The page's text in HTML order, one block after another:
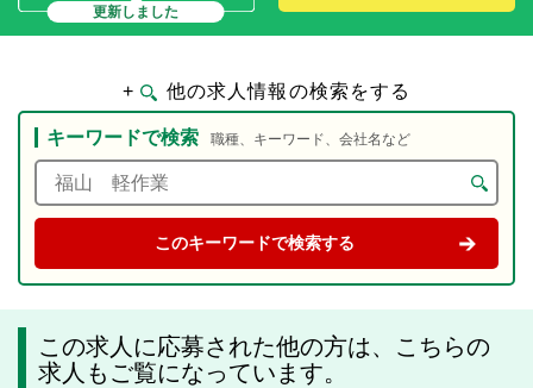
更新しました
+ 他の求人情報の検索をする
キーワードで検索 職種、キーワード、会社名など
この求人に応募された他の方は、こちらの
求人もご覧になっています。